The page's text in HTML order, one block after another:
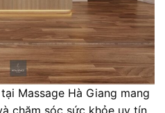
Massage Hà Giang mang
chăm sóc sức khỏe uy tín